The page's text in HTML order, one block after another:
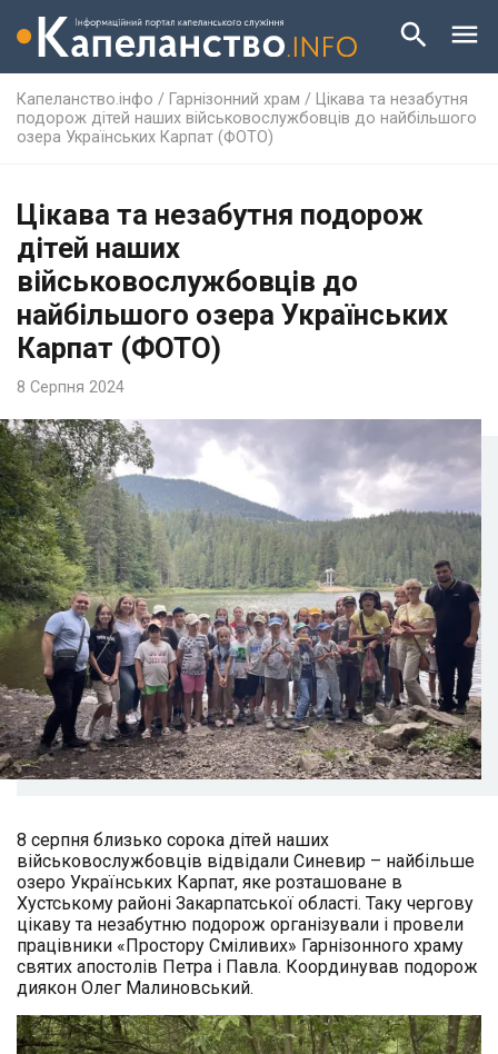
Капеланство.інфо / Гарнізонний храм / Цікава та незабутня
подорож дітей наших військовослужбовців до найбільшого
озера Українських Карпат (ФОТО)
Цікава та незабутня подорож
дітей наших
військовослужбовців до
найбільшого озера Українських
Карпат (ФОТО)
8 Серпня 2024
8 серпня близько сорока дітей наших
військовослужбовців відвідали Синевир – найбільше
озеро Українських Карпат, яке розташоване в
Хустському районі Закарпатської області. Таку чергову
цікаву та незабутню подорож організували і провели
працівники «Простору Сміливих» Гарнізонного храму
святих апостолів Петра і Павла. Координував подорож
диякон Олег Малиновський.